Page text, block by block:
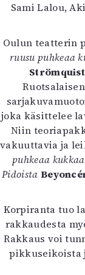
Sami Lalou,
Oulun teatterin
ruusu puhkeaa
joka käsittelee
Niin
vakuuttavia ja
puhkeaa
Pidoista
Korpiranta tuo
rakkaudesta
Rakkaus voi
pikkuseikoista